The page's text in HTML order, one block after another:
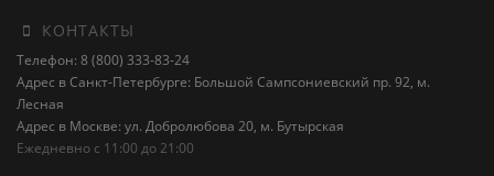
КОНТАКТЫ
Телефон: 8 (800) 333-83-24
Адрес в Санкт-Петербурге: Большой Сампсониевский пр. 92, м.
Лесная
Адрес в Москве: ул. Добролюбова 20, м. Бутырская
Ежедневно с 11:00 до 21:00